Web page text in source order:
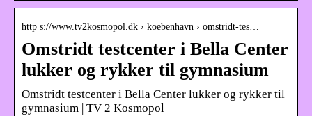
http s://www.tv2kosmopol.dk › koebenhavn › omstridt-tes…
Omstridt testcenter i Bella Center
lukker og rykker til gymnasium
Omstridt testcenter i Bella Center lukker og rykker til
gymnasium | TV 2 Kosmopol